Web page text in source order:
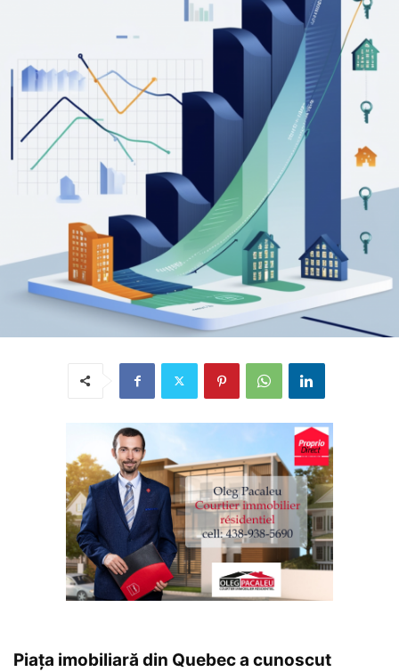
Piața imobiliară din Quebec a cunoscut